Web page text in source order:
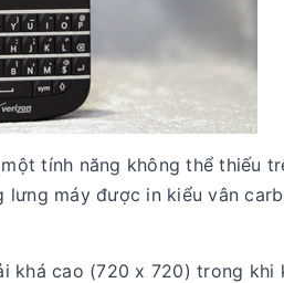
tính năng không thể thiếu
lưng máy được in kiểu vân
khá cao (720 x 720) trong khi